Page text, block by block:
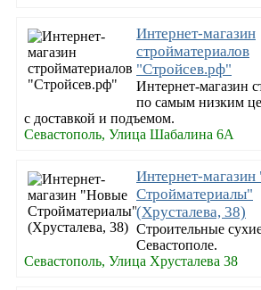
Интернет-магазин
стройматериалов
"Стройсев.рф"
Интернет-магазин
по самым низким
с доставкой и подъемом.
Севастополь, Улица Шабалина 6А
Интернет-
Стройматериалы"
(Хрусталева, 38)
Строительные
Севастополе.
Севастополь, Улица Хрусталева 38